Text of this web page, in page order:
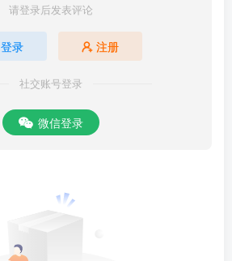
请登录后发表评论
登录 注册
社交账号登录
微信登录